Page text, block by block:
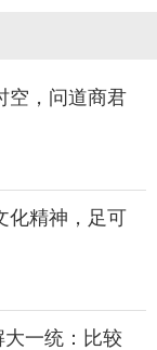
空，问道商君
化精神，足可
一统：比较